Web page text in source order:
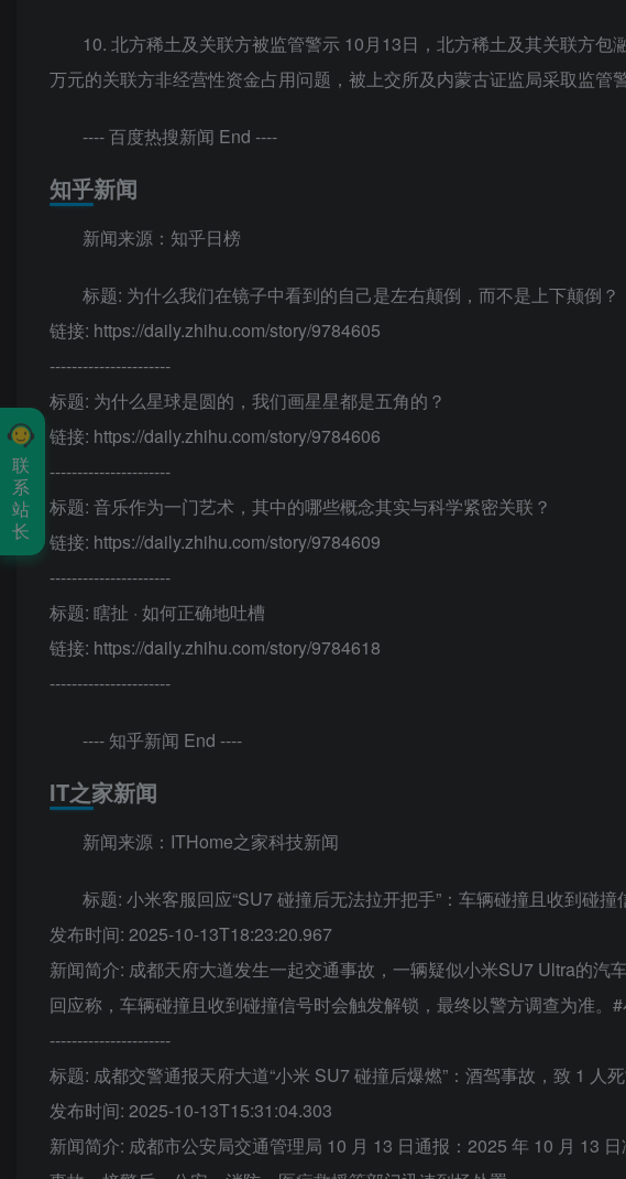
10. 北方稀土及关联方被监管警示 10月13日，北方稀土及其关联方
万元的关联方非经营性资金占用问题，被上交所及内蒙古证监局采取监管
---- 百度热搜新闻 End ----
知乎新闻
新闻来源：知乎日榜
标题: 为什么我们在镜子中看到的自己是左右颠倒，而不是上下颠倒？
链接: https://daily.zhihu.com/story/9784605
----------------------
标题: 为什么星球是圆的，我们画星星都是五角的？
链接: https://daily.zhihu.com/story/9784606
----------------------
标题: 音乐作为一门艺术，其中的哪些概念其实与科学紧密关联？
链接: https://daily.zhihu.com/story/9784609
----------------------
标题: 瞎扯 · 如何正确地吐槽
链接: https://daily.zhihu.com/story/9784618
----------------------
---- 知乎新闻 End ----
IT之家新闻
新闻来源：ITHome之家科技新闻
标题: 小米客服回应“SU7 碰撞后无法拉开把手”：车辆碰撞且收到碰
发布时间: 2025-10-13T18:23:20.967
新闻简介: 成都天府大道发生一起交通事故，一辆疑似小米SU7 Ultra的汽
回应称，车辆碰撞且收到碰撞信号时会触发解锁，最终以警方调查为准。
----------------------
标题: 成都交警通报天府大道“小米 SU7 碰撞后爆燃”：酒驾事故，致 1 人
发布时间: 2025-10-13T15:31:04.303
新闻简介: 成都市公安局交通管理局 10 月 13 日通报：2025 年 10 月 13
联
系
站
长